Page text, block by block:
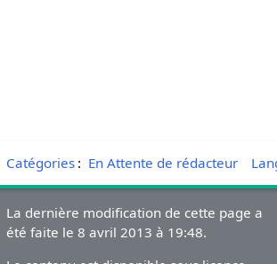
Catégories: En Attente de rédacteur
La dernière modification de cette page a
été faite le 8 avril 2013 à 19:48.